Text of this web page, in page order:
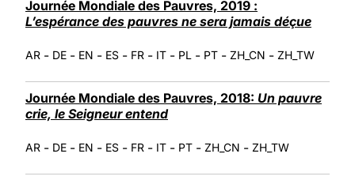
Journée Mondiale des Pauvres, 2019 :
L’espérance des pauvres ne sera jamais déçue
AR - DE - EN - ES - FR - IT - PL - PT - ZH_CN - ZH_TW
Journée Mondiale des Pauvres, 2018: Un pauvre
crie, le Seigneur entend
AR - DE - EN - ES - FR - IT - PT - ZH_CN - ZH_TW